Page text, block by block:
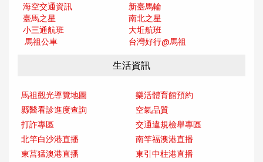
海空交通資訊
新臺馬輪
臺馬之星
南北之星
小三通航班
大坵航班
馬祖公車
台灣好行@馬祖
生活資訊
馬祖觀光導覽地圖
樂活體育館預約
縣醫看診進度查詢
空氣品質
打詐專區
交通違規檢舉專區
北竿白沙港直播
南竿福澳港直播
東莒猛澳港直播
東引中柱港直播